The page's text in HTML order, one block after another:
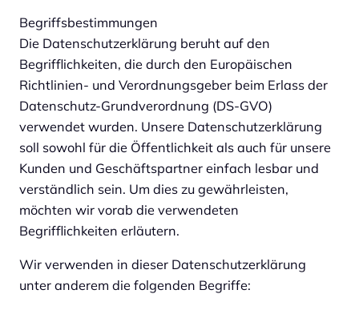
Begriffsbestimmungen
Die Datenschutzerklärung beruht auf den
Begrifflichkeiten, die durch den Europäischen
Richtlinien- und Verordnungsgeber beim Erlass der
Datenschutz-Grundverordnung (DS-GVO)
verwendet wurden. Unsere Datenschutzerklärung
soll sowohl für die Öffentlichkeit als auch für unsere
Kunden und Geschäftspartner einfach lesbar und
verständlich sein. Um dies zu gewährleisten,
möchten wir vorab die verwendeten
Begrifflichkeiten erläutern.
Wir verwenden in dieser Datenschutzerklärung
unter anderem die folgenden Begriffe: